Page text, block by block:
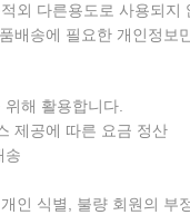
외 다른용도로 사용되지
배송에 필요한 개인정보
해 활용합니다.
제공에 따른 요금 정산
송
식별, 불량 회원의 부